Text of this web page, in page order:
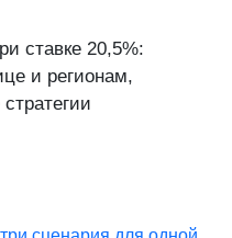
ставке 20,5%:
и регионам,